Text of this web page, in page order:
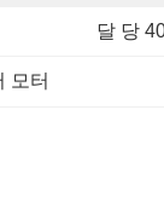
달 당
모터